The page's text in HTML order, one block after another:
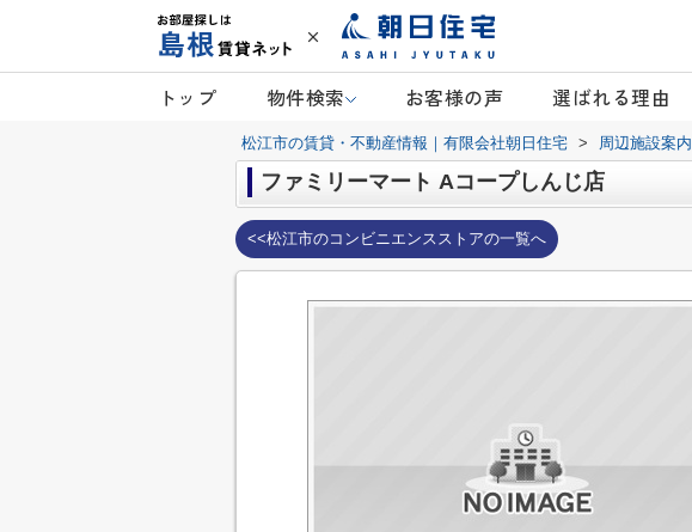
トップ 物件検索 お客様の声 選ばれる理由
松江市の賃貸・不動産情報｜有限会社朝日住宅 > 周辺施設案内
ファミリーマート Aコープしんじ店
<<松江市のコンビニエンスストアの一覧へ